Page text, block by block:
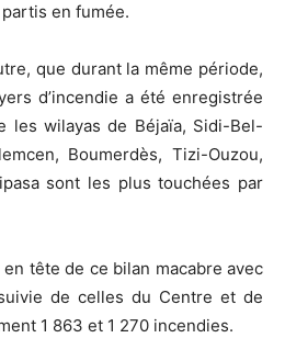
en fumée.
que durant la même période,
d’incendie a été enregistrée
les wilayas de Béjaïa, Sidi-Bel-
Boumerdès, Tizi-Ouzou,
sont les plus touchées par
en tête de ce bilan macabre avec
de celles du Centre et de
1 863 et 1 270 incendies.